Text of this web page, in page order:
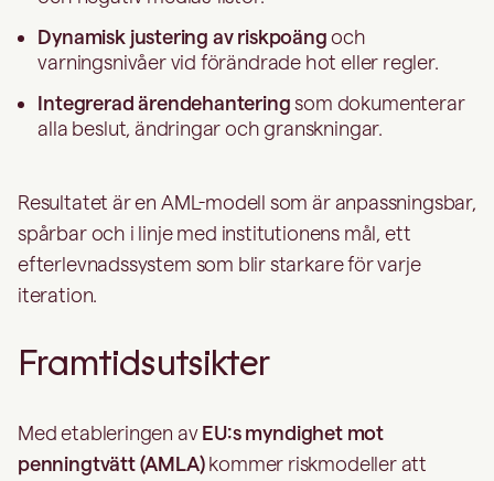
Dynamisk justering av riskpoäng och
varningsnivåer vid förändrade hot eller regler.
Integrerad ärendehantering som dokumenterar
alla beslut, ändringar och granskningar.
Resultatet är en AML-modell som är anpassningsbar,
spårbar och i linje med institutionens mål, ett
efterlevnadssystem som blir starkare för varje
iteration.
Framtidsutsikter
Med etableringen av EU:s myndighet mot
penningtvätt (AMLA)kommer riskmodeller att